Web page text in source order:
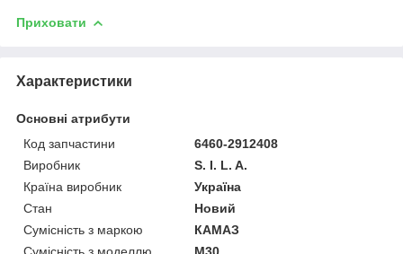
Приховати
Характеристики
Основні атрибути
Код запчастини
6460-2912408
Виробник
S. I. L. A.
Країна виробник
Україна
Стан
Новий
Сумісність з маркою
КАМАЗ
Сумісність з моделлю
M30